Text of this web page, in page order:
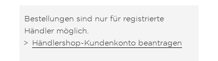
Bestellungen sind nur für registrierte
Händler möglich.
Händlershop-Kundenkonto beantragen